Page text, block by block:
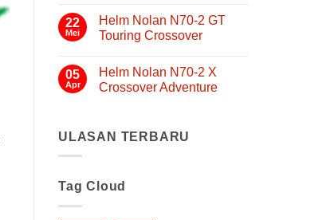
Nyaman,
Aman,
untuk
Touring
FF901
Helm
Modular
komentar
pada
Helm
4
TP
Mobilitas
22
Mei
Helm Nolan N70-2 GT
Touring Crossover
komentar
pada
Helm
GT
Touring
05
Apr
Helm Nolan N70-2 X
Crossover Adventure
pada
Helm
X
ULASAN TERBARU
Tag Cloud